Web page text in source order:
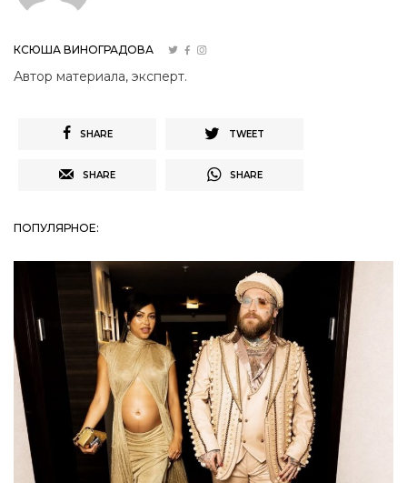
КСЮША ВИНОГРАДОВА
Автор материала, эксперт.
SHARE TWEET
SHARE SHARE
ПОПУЛЯРНОЕ: